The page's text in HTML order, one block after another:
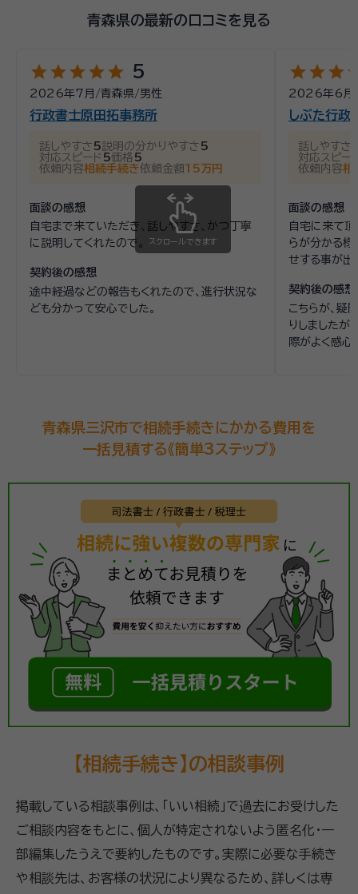
青森県の最新の口コミを見る
starstarstarstarstar 5
2026年7月 /青森県/男性
行政書士原田拓事務所
話しやすさ 5説明の分かりやすさ 5
対応スピード 5価格 5
依頼内容相続手続き依頼金額15万円
面談の感想
自宅まで来ていただき、話しやすさ、かつ丁寧
に説明してくれたので。
契約後の感想
途中経過などの報告もくれたので、進行状況な
ども分かって安心でした。
starstarstar
2026年6月
しぶた行
話しやすさ
対応スピー
依頼内容相
面談の感想
自宅に来て頂
らが分かる様
せする事が出
契約後の感想
こちらが、疑
りしましたが
際がよく感心
スクロールできます
青森県三沢市で相続手続きにかかる費用を
一括見積する《簡単3ステップ》
【相続手続き】の相談事例
掲載している相談事例は、「いい相続」で過去にお受けした
ご相談内容をもとに、個人が特定されないよう匿名化・一
部編集したうえで要約したものです。実際に必要な手続き
や相談先は、お客様の状況により異なるため、詳しくは専